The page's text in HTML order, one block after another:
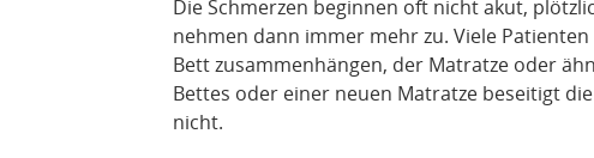
Die Schmerzen beginnen oft nicht akut,
nehmen dann immer mehr zu. Viele
Bett zusammenhängen, der Matratze oder
Bettes oder einer neuen Matratze beseitigt
nicht.